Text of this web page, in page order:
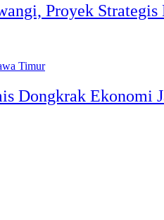
Proyek
Dongkrak Ekonomi